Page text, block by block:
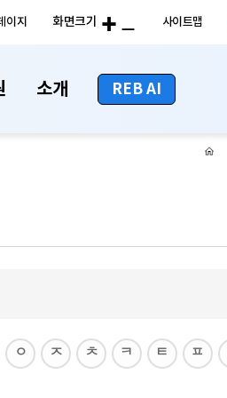
이지 화면크기 사이트맵
소개 REB AI
ㅇ ㅈ ㅊ ㅋ ㅌ ㅍ